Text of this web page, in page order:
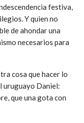
festiva,
Y quien no
de ahondar una
necesarios para
cosa que hacer lo
uruguayo Daniel:
que una gota con